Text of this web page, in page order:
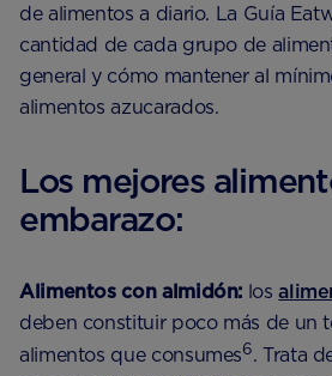
de alimentos a diario. La Guía
cantidad de cada grupo de
general y cómo mantener al
alimentos azucarados.
Los mejores
embarazo:
Alimentos con almidón: los
deben constituir poco más de un
alimentos que consumes6. Trata